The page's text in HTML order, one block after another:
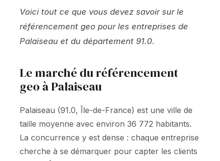
Voici tout ce que vous devez savoir sur le
référencement geo pour les entreprises de
Palaiseau et du département 91.0.
Le marché du référencement
geo à Palaiseau
Palaiseau (91.0, Île-de-France) est une ville de
taille moyenne avec environ 36 772 habitants.
La concurrence y est dense : chaque entreprise
cherche à se démarquer pour capter les clients